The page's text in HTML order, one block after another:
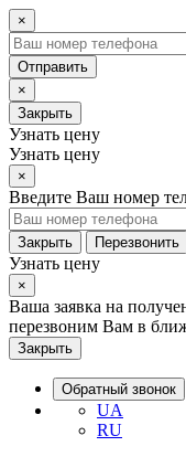
×
Отправить
×
Закрыть
Узнать цену
Узнать цену
×
Введите Ваш номер
Закрыть Перезвонить
Узнать цену
×
Ваша заявка на
перезвоним Вам в
Закрыть
Обратный звонок
UA
RU